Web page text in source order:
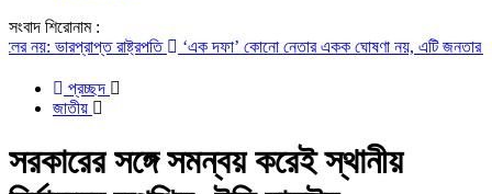
সংবাদ শিরোনাম :
ভারপ্রাপ্ত রাষ্ট্রপতি ‘এক দফা’ কোনো নেতার একক ঘোষণা নয়, এটি জনতার
প্রচ্ছদ
জাতীয়
সরকারের সঙ্গে সমন্বয় করেই স্থানীয়